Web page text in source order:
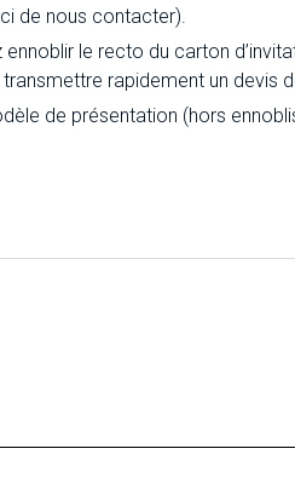
de nous contacter).
ennoblir le recto du carton
rapidement un devis
de présentation (hors